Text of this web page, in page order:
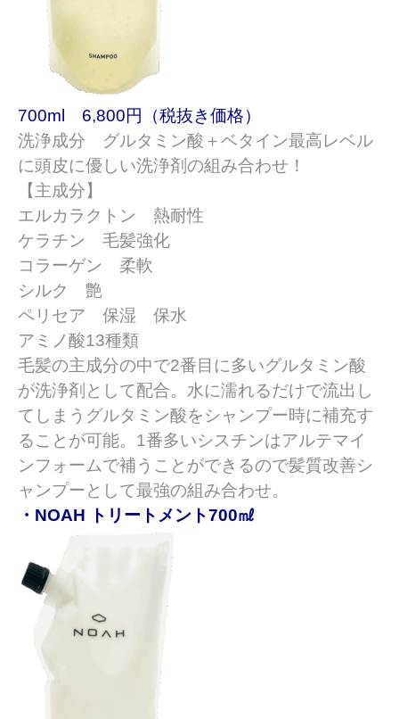
700ml 6,800円（税抜き価格）
洗浄成分 グルタミン酸＋ベタイン最高レベル
に頭皮に優しい洗浄剤の組み合わせ！
【主成分】
エルカラクトン 熱耐性
ケラチン 毛髪強化
コラーゲン 柔軟
シルク 艶
ペリセア 保湿 保水
アミノ酸13種類
毛髪の主成分の中で2番目に多いグルタミン酸
が洗浄剤として配合。水に濡れるだけで流出し
てしまうグルタミン酸をシャンプー時に補充す
ることが可能。 1番多いシスチンはアルテマイ
ンフォームで補うことができるので髪質改善シ
ャンプーとして最強の組み合わせ。
・NOAH トリートメント700㎖